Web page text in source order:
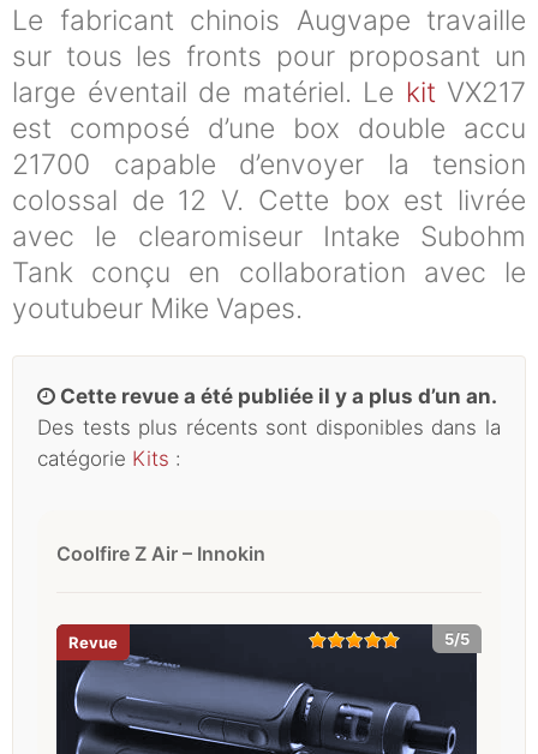
Le fabricant chinois Augvape travaille
sur tous les fronts pour proposant un
large éventail de matériel. Le kitVX217
est composé d’une box double accu
21700 capable d’envoyer la tension
colossal de 12 V. Cette box est livrée
avec le clearomiseur Intake Subohm
Tank conçu en collaboration avec le
youtubeur Mike Vapes.
Cette revue a été publiée il y a plus d’un an.
Des tests plus récents sont disponibles dans la
catégorie Kits :
Coolfire Z Air – Innokin
5/5